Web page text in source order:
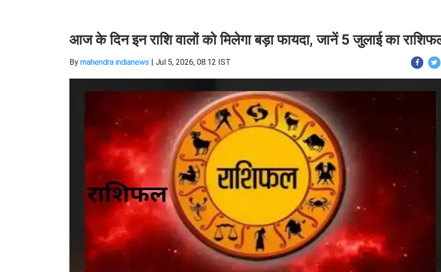
आज के दिन इन राशि वालों को मिलेगा बड़ा फायदा, जानें 5 जुलाई का
By mahendra indianews | Jul 5, 2026, 08:12 IST